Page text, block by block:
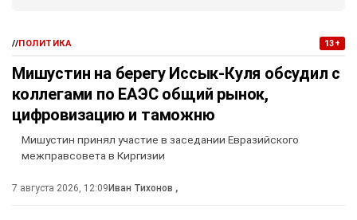
//ПОЛИТИКА 13+
Мишустин на берегу Иссык-Куля обсудил с
коллегами по ЕАЭС общий рынок,
цифровизацию и таможню
Мишустин принял участие в заседании Евразийского
межправсовета в Киргизии
7 августа 2026, 12:09 Иван Тихонов ,